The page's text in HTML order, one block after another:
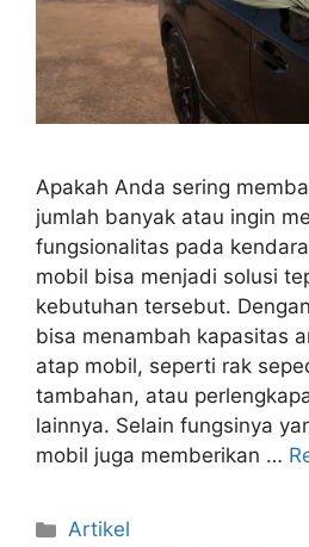
Apakah Anda sering
jumlah banyak atau ingin
fungsionalitas pada
mobil bisa menjadi solusi
kebutuhan tersebut.
bisa menambah kapasitas
atap mobil, seperti rak
tambahan, atau
lainnya. Selain fungsinya
mobil juga memberikan …
Artikel